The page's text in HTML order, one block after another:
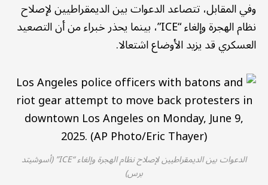
وفي المقابل، تتصاعد الدعوات بين الديمقراطيين لإصلاح
نظام الهجرة وإلغاء “ICE”، بينما يحذر خبراء من أن التصعيد
العسكري قد يزيد الأوضاع اشتعالا.
الدعوات بين الديمقراطيين لإصلاح نظام الهجرة وإلغاء “ICE” (أسوشيتد
برس)